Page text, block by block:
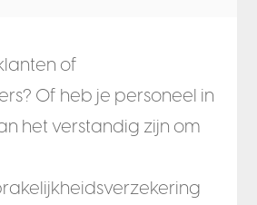
of
Of heb je personeel in
het verstandig zijn om